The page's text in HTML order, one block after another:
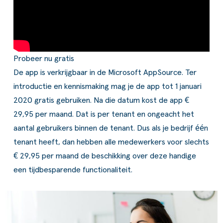
Probeer nu gratis
De app is verkrijgbaar in de Microsoft AppSource. Ter
introductie en kennismaking mag je de app tot 1 januari
2020 gratis gebruiken. Na die datum kost de app €
29,95 per maand. Dat is per tenant en ongeacht het
aantal gebruikers binnen de tenant. Dus als je bedrijf één
tenant heeft, dan hebben alle medewerkers voor slechts
€ 29,95 per maand de beschikking over deze handige
een tijdbesparende functionaliteit.